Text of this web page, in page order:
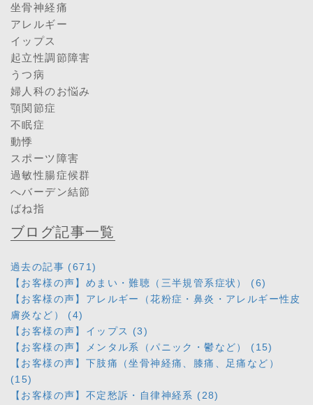
坐骨神経痛
アレルギー
イップス
起立性調節障害
うつ病
婦人科のお悩み
顎関節症
不眠症
動悸
スポーツ障害
過敏性腸症候群
へバーデン結節
ばね指
ブログ記事一覧
過去の記事 (671)
【お客様の声】めまい・難聴（三半規管系症状） (6)
【お客様の声】アレルギー（花粉症・鼻炎・アレルギー性皮
膚炎など） (4)
【お客様の声】イップス (3)
【お客様の声】メンタル系（パニック・鬱など） (15)
【お客様の声】下肢痛（坐骨神経痛、膝痛、足痛など）
(15)
【お客様の声】不定愁訴・自律神経系 (28)